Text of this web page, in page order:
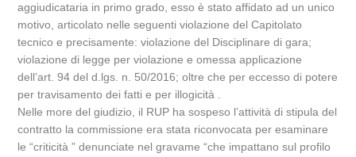
aggiudicataria in primo grado, esso è stato affidato ad un unico
motivo, articolato nelle seguenti violazione del Capitolato
tecnico e precisamente: violazione del Disciplinare di gara;
violazione di legge per violazione e omessa applicazione
dell’art. 94 del d.lgs. n. 50/2016; oltre che per eccesso di potere
per travisamento dei fatti e per illogicità .
Nelle more del giudizio, il RUP ha sospeso l’attività di stipula del
contratto la commissione era stata riconvocata per esaminare
le “criticità ” denunciate nel gravame “che impattano sul profilo